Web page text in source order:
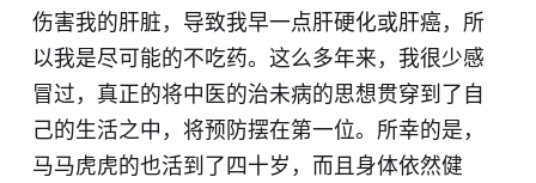
伤害我的肝脏，导致我早一点肝硬化或肝癌，所
以我是尽可能的不吃药。这么多年来，我很少感
冒过，真正的将中医的治未病的思想贯穿到了自
己的生活之中，将预防摆在第一位。所幸的是，
马马虎虎的也活到了四十岁，而且身体依然健